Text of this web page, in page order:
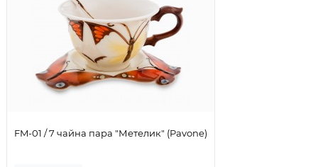
FM-01 / 7 чайна пара "Метелик" (Pavone)